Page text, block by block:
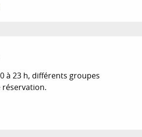
à 23 h, différents groupes
réservation.